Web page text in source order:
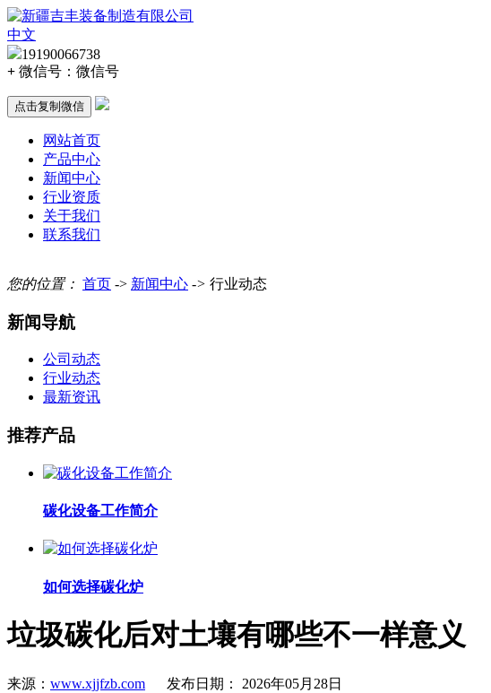
中文
19190066738
+ 微信号： 微信号
点击复制微信
网站首页
产品中心
新闻中心
行业资质
关于我们
联系我们
您的位置： 首页 -> 新闻中心 -> 行业动态
新闻导航
公司动态
行业动态
最新资讯
推荐产品
碳化设备工作简介
如何选择碳化炉
垃圾碳化后对土壤有哪些不一样意义
来源： www.xjjfzb.com 发布日期： 2026年05月28日